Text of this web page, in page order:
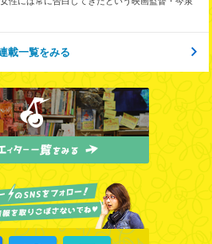
載一覧をみる